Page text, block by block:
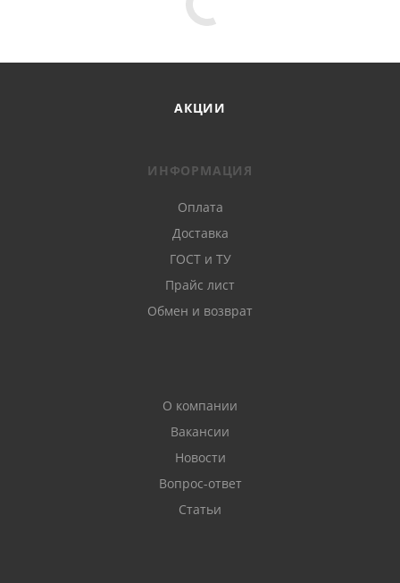
АКЦИИ
ИНФОРМАЦИЯ
Оплата
Доставка
ГОСТ и ТУ
Прайс лист
Обмен и возврат
О компании
Вакансии
Новости
Вопрос-ответ
Статьи